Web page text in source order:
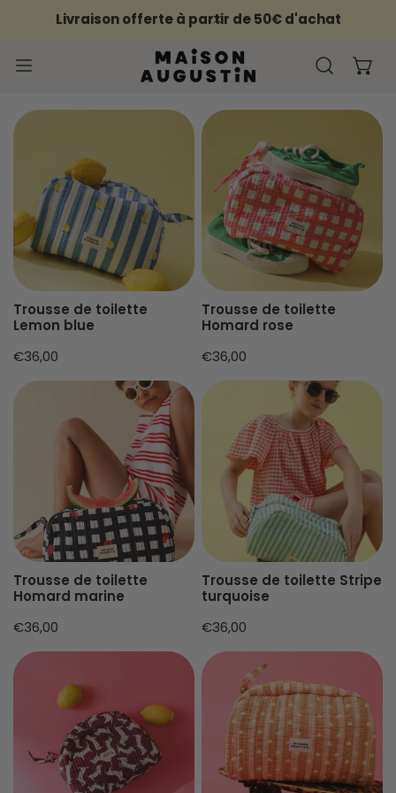
AU CONTENU
Livraison offerte à partir de 50€ d'achat
Trousse
Lemon
blue
Trousse de toilette
Lemon blue
Prix
habituel
€36,00
Trousse
toilette
Homard
rose
Trousse de toilette
Homard rose
Prix
habituel
€36,00
Trousse
Trousse de toilette
Homard marine
Prix
habituel
€36,00
Trousse
toilette
Stripe
turquoise
Trousse de toilette Stripe
turquoise
Prix
habituel
€36,00
Trousse
toilette
Prune
Trousse
toilette
Love
Beige